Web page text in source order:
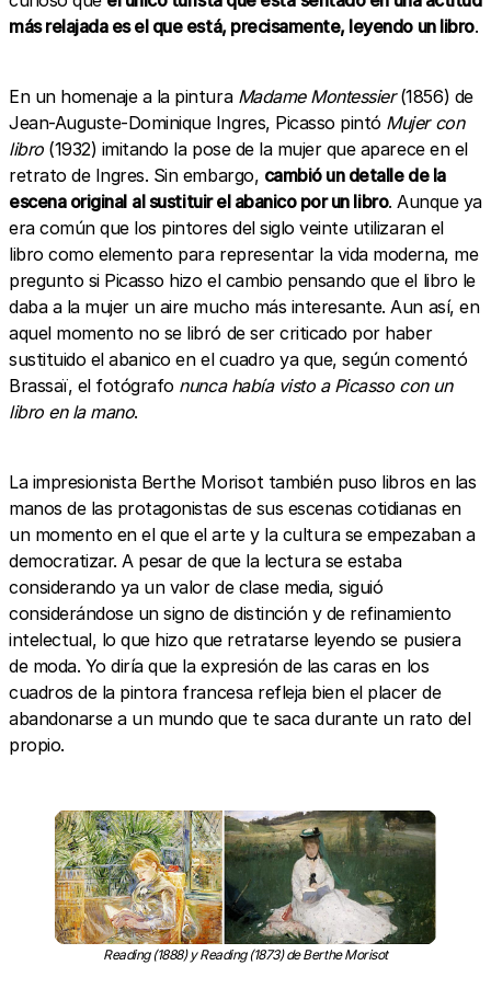
más relajada es el que está, precisamente, leyendo un libro.
En un homenaje a la pintura Madame Montessier(1856) de
Jean-Auguste-Dominique Ingres, Picasso pintó Mujer con
libro(1932) imitando la pose de la mujer que aparece en el
retrato de Ingres. Sin embargo, cambió un detalle de la
escena original al sustituir el abanico por un libro. Aunque ya
era común que los pintores del siglo veinte utilizaran el
libro como elemento para representar la vida moderna, me
pregunto si Picasso hizo el cambio pensando que el libro le
daba a la mujer un aire mucho más interesante. Aun así, en
aquel momento no se libró de ser criticado por haber
sustituido el abanico en el cuadro ya que, según comentó
Brassaï, el fotógrafo nunca había visto a Picasso con un
libro en la mano.
La impresionista Berthe Morisot también puso libros en las
manos de las protagonistas de sus escenas cotidianas en
un momento en el que el arte y la cultura se empezaban a
democratizar. A pesar de que la lectura se estaba
considerando ya un valor de clase media, siguió
considerándose un signo de distinción y de refinamiento
intelectual, lo que hizo que retratarse leyendo se pusiera
de moda. Yo diría que la expresión de las caras en los
cuadros de la pintora francesa refleja bien el placer de
abandonarse a un mundo que te saca durante un rato del
propio.
Reading (1888) y Reading (1873) de Berthe Morisot